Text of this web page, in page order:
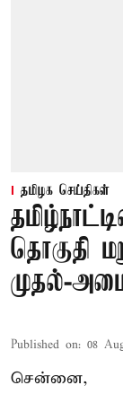
தமிழக செய்திகள்
தொகுதி
முதல்-
Published on: 08
சென்னை,